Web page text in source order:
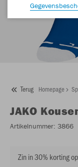
Terug Homepage
JAKO
Artikelnummer: 3866
Zin in 30% korting